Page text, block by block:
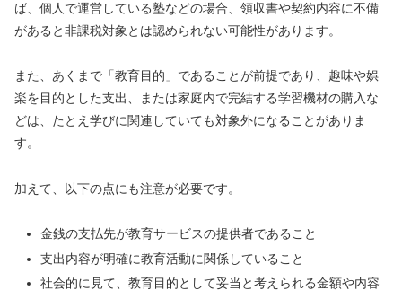
ば、個人で運営している塾などの場合、領収書や契約内容に不備
があると非課税対象とは認められない可能性があります。
また、あくまで「教育目的」であることが前提であり、趣味や娯
楽を目的とした支出、または家庭内で完結する学習機材の購入な
どは、たとえ学びに関連していても対象外になることがありま
す。
加えて、以下の点にも注意が必要です。
金銭の支払先が教育サービスの提供者であること
支出内容が明確に教育活動に関係していること
社会的に見て、教育目的として妥当と考えられる金額や内容